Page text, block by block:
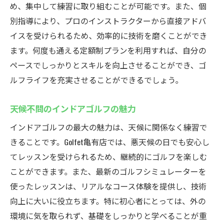
め、集中して練習に取り組むことが可能です。また、個
別指導により、プロのインストラクターから直接アドバ
イスを受けられるため、効率的に技術を磨くことができ
ます。何度も通える定額制プランを利用すれば、自分の
ペースでしっかりとスキルを向上させることができ、ゴ
ルフライフを充実させることができるでしょう。
天候不問のインドアゴルフの魅力
インドアゴルフの最大の魅力は、天候に関係なく練習で
きることです。Golfet亀有店では、悪天候の日でも安心し
てレッスンを受けられるため、継続的にゴルフを楽しむ
ことができます。また、最新のゴルフシミュレーターを
使ったレッスンは、リアルなコース体験を提供し、技術
向上に大いに役立ちます。特に初心者にとっては、外の
環境に気を取られず、基礎をしっかりと学べることが重